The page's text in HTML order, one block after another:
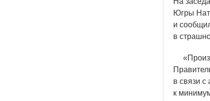
Югры
и
в
«
в связи с
к